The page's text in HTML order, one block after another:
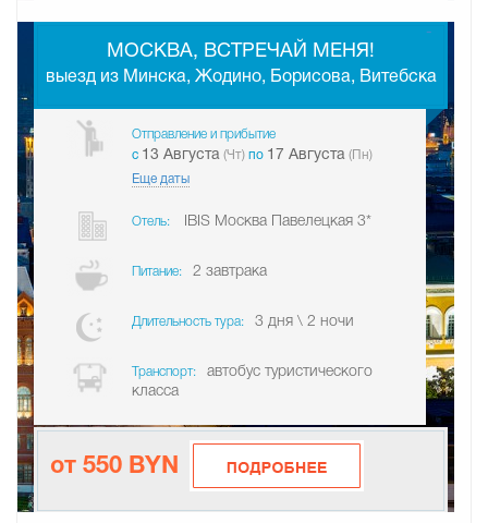
МОСКВА, ВСТРЕЧАЙ МЕНЯ!
выезд из Минска, Жодино, Борисова, Витебска
Отправление и прибытие
c 13 Августа (Чт) по 17 Августа (Пн)
Еще даты
Отель: IBIS Москва Павелецкая 3*
Питание: 2 завтрака
Длительность тура: 3 дня \ 2 ночи
Транспорт:
автобус туристического
класса
от 550 BYN
-